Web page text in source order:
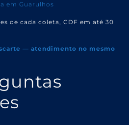
em Guarulhos
de cada coleta, CDF em até 30
— atendimento no mesmo